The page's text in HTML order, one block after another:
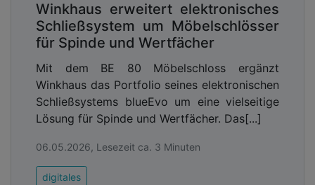
Winkhaus erweitert elektronisches
Schließsystem um Möbelschlösser
für Spinde und Wertfächer
Mit dem BE 80 Möbelschloss ergänzt
Winkhaus das Portfolio seines elektronischen
Schließsystems blueEvo um eine vielseitige
Lösung für Spinde und Wertfächer. Das[...]
06.05.2026, Lesezeit ca. 3 Minuten
digitales